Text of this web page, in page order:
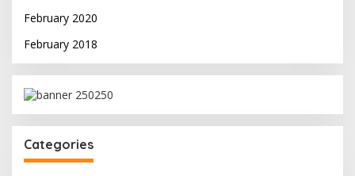
February 2020
February 2018
Categories